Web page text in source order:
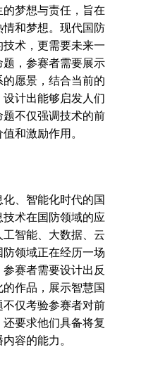
梦想与责任，旨在
和梦想。现代国防
术，更需要未来一
，参赛者需要展示
愿景，结合当前的
计出能够启发人们
不仅强调技术的前
和激励作用。
、智能化时代的国
术在国防领域的应
智能、大数据、云
领域正在经历一场
赛者需要设计出反
作品，展示智慧国
仅考验参赛者对前
要求他们具备将复
容的能力。